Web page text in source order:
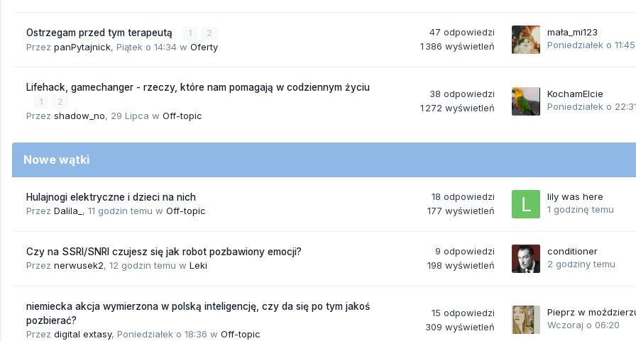
Ostrzegam przed tym terapeutą 1 2
Przez panPytajnick, Piątek o 14:34 w Oferty
47 odpowiedzi
1 386 wyświetleń
mała_mi123
Poniedziałek o 11:45
Lifehack, gamechanger - rzeczy, które nam pomagają w codziennym życiu
1 2
Przez shadow_no, 29 Lipca w Off-topic
38 odpowiedzi
1 272 wyświetleń
KochamElcie
Poniedziałek o
Nowe wątki
Hulajnogi elektryczne i dzieci na nich
Przez Dalila_ , 11 godzin temu w Off-topic
18 odpowiedzi
177 wyświetleń
lily was here
1 godzinę temu
Czy na SSRI/SNRI czujesz się jak robot pozbawiony emocji?
Przez nerwusek2, 12 godzin temu w Leki
9 odpowiedzi
198 wyświetleń
conditioner
2 godziny temu
niemiecka akcja wymierzona w polską inteligencję, czy da się po tym jakoś
pozbierać?
Przez digital extasy, Poniedziałek o 18:36 w Off-topic
15 odpowiedzi
309 wyświetleń
Pieprz w
Wczoraj o 06:20